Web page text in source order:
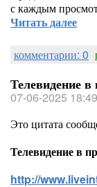
с каждым
Читать далее
комментарии: 0
Телевидение
07-06-2025 18:49
Это цитата
Телевидение в
http://